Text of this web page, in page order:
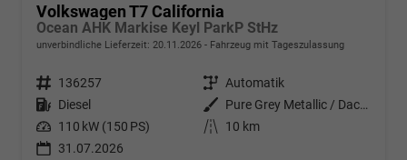
Volkswagen T7 California
Ocean AHK Markise Keyl ParkP StHz
unverbindliche Lieferzeit: 20.11.2026 Fahrzeug mit Tageszulassung
Fahrzeugnr. 136257 Getriebe Automatik
Kraftstoff Diesel Außenfarbe
Pure Grey Metallic / Dach: schwa
Leistung 110 kW (150 PS) Kilometerstand
10 km
31.07.2026